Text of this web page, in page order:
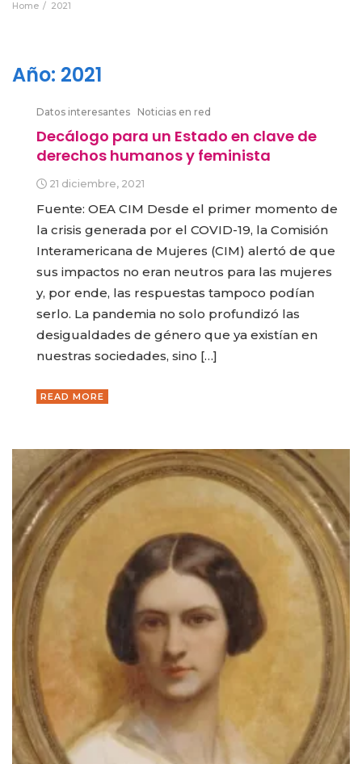
Home 2021
Año: 2021
Datos interesantes Noticias en red
Decálogo para un Estado en clave de
derechos humanos y feminista
21 diciembre, 2021
Fuente: OEA CIM Desde el primer momento de
la crisis generada por el COVID-19, la Comisión
Interamericana de Mujeres (CIM) alertó de que
sus impactos no eran neutros para las mujeres
y, por ende, las respuestas tampoco podían
serlo. La pandemia no solo profundizó las
desigualdades de género que ya existían en
nuestras sociedades, sino […]
READ MORE